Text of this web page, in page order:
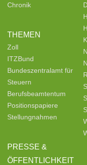
Chronik
THEMEN
Zoll
ITZBund
Bundeszentralamt für
Steuern
Berufsbeamtentum
Positionspapiere
Stellungnahmen
PRESSE &
ÖFFENTLICHKEIT